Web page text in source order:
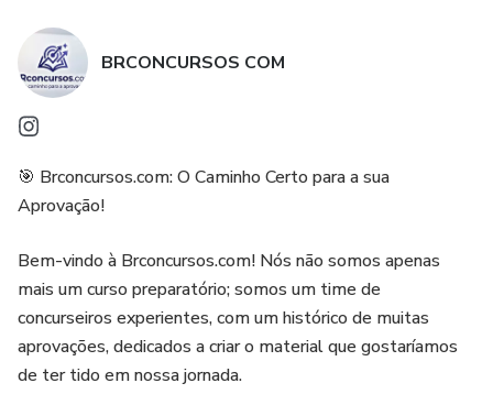
Padrão de Prova IDCAP: Treine com a linguagem real e o
nível de complexidade que a banca aplicará em Ibiraçu.
Praticidade do PDF: Material 100% digital. Estude no
celular durante o plantão ou imprima para simular o
ambiente de prova.
Gabarito para Diagnóstico: Identifique instantaneamente
quais temas de saúde você precisa revisar com mais
atenção.
Vantagens de Estudar com a BRConcursos:
BRCONCURSOS COM
🎯 Brconcursos.com: O Caminho Certo para a sua
Aprovação!
Bem-vindo à Brconcursos.com! Nós não somos apenas
mais um curso preparatório; somos um time de
concurseiros experientes, com um histórico de muitas
aprovações, dedicados a criar o material que gostaríamos
de ter tido em nossa jornada.